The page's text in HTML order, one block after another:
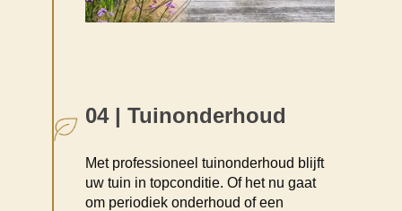
04 | Tuinonderhoud
Met professioneel tuinonderhoud blijft
uw tuin in topconditie. Of het nu gaat
om periodiek onderhoud of een